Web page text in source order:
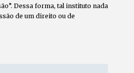
Dessa forma, tal instituto nada
de um direito ou de